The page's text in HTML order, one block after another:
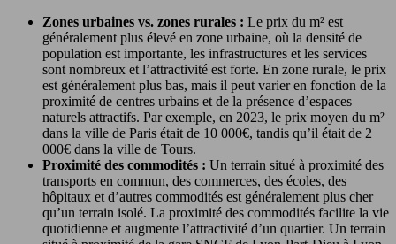
Zones urbaines vs. zones rurales : Le prix du m² est
généralement plus élevé en zone urbaine, où la densité de
population est importante, les infrastructures et les services
sont nombreux et l’attractivité est forte. En zone rurale, le prix
est généralement plus bas, mais il peut varier en fonction de la
proximité de centres urbains et de la présence d’espaces
naturels attractifs. Par exemple, en 2023, le prix moyen du m²
dans la ville de Paris était de 10 000€, tandis qu’il était de 2
000€ dans la ville de Tours.
Proximité des commodités : Un terrain situé à proximité des
transports en commun, des commerces, des écoles, des
hôpitaux et d’autres commodités est généralement plus cher
qu’un terrain isolé. La proximité des commodités facilite la vie
quotidienne et augmente l’attractivité d’un quartier. Un terrain